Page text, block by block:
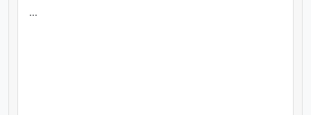
...